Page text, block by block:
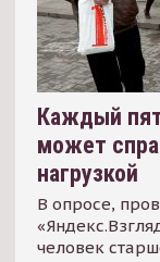
Каждый
может
нагрузкой
В опросе,
человек